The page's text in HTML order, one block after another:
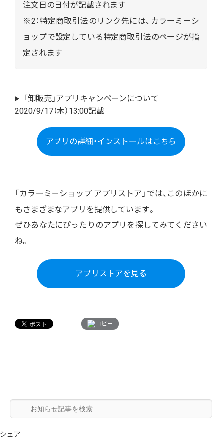
注文日の日付が記載されます
※2：特定商取引法のリンク先には、カラーミーシ
ョップで設定している特定商取引法のページが指
定されます
「卸販売」アプリキャンペーンについて｜
2020/9/17（木）13:00記載
アプリの詳細・インストールはこちら
「カラーミーショップ アプリストア」では、このほかに
もさまざまなアプリを提供しています。
ぜひあなたにぴったりのアプリを探してみてください
ね。
アプリストアを見る
コピー
シェア